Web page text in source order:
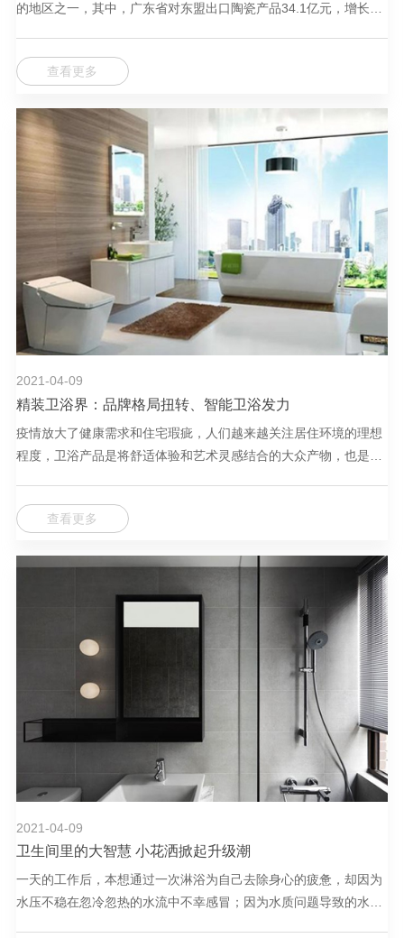
的地区之一，其中，广东省对东盟出口陶瓷产品34.1亿元，增长
查看更多
2021-04-09
精装卫浴界：品牌格局扭转、智能卫浴发力
疫情放大了健康需求和住宅瑕疵，人们越来越关注居住环境的理想
程度，卫浴产品是将舒适体验和艺术灵感结合的大众产物，也是近
查看更多
2021-04-09
卫生间里的大智慧 小花洒掀起升级潮
一天的工作后，本想通过一次淋浴为自己去除身心的疲惫，却因为
水压不稳在忽冷忽热的水流中不幸感冒；因为水质问题导致的水垢